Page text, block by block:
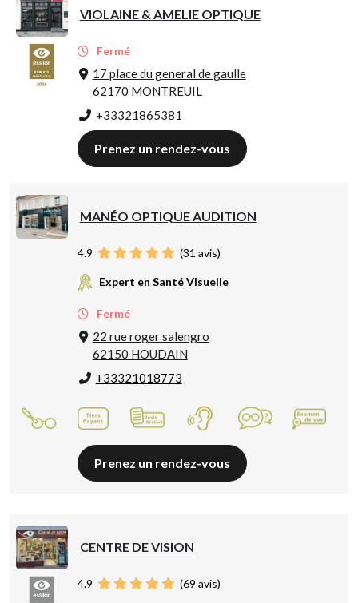
VIOLAINE & AMELIE OPTIQUE
Fermé
17 place du general de gaulle
62170 MONTREUIL
+33321865381
Prenez un rendez-vous
MANÉO OPTIQUE AUDITION
4.9 (31 avis)
Expert en Santé Visuelle
Fermé
22 rue roger salengro
62150 HOUDAIN
+33321018773
Prenez un rendez-vous
CENTRE DE VISION
4.9 (69 avis)